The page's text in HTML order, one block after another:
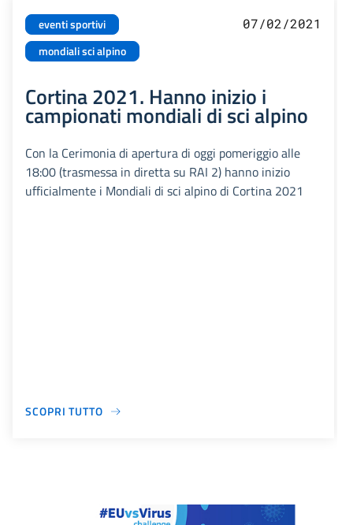
eventi sportivi
mondiali sci alpino
07/02/2021
Cortina 2021. Hanno inizio i
campionati mondiali di sci alpino
Con la Cerimonia di apertura di oggi pomeriggio alle
18:00 (trasmessa in diretta su RAI 2) hanno inizio
ufficialmente i Mondiali di sci alpino di Cortina 2021
SCOPRI TUTTO